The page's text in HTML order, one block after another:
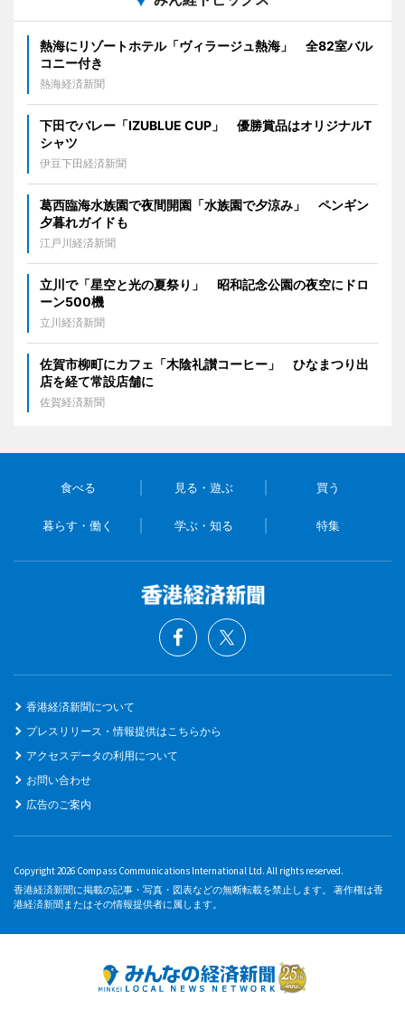
熱海にリゾートホテル「ヴィラージュ熱海」 全82室バル
コニー付き
熱海経済新聞
下田でバレー「IZUBLUE CUP」 優勝賞品はオリジナルT
シャツ
伊豆下田経済新聞
葛西臨海水族園で夜間開園「水族園で夕涼み」 ペンギン
夕暮れガイドも
江戸川経済新聞
立川で「星空と光の夏祭り」 昭和記念公園の夜空にドロ
ーン500機
立川経済新聞
佐賀市柳町にカフェ「木陰礼讃コーヒー」 ひなまつり出
店を経て常設店舗に
佐賀経済新聞
食べる 見る・遊ぶ 買う
暮らす・働く 学ぶ・知る 特集
香港経済新聞について
プレスリリース・情報提供はこちらから
アクセスデータの利用について
お問い合わせ
広告のご案内
Copyright 2026 Compass Communications International Ltd. All rights reserved.
香港経済新聞に掲載の記事・写真・図表などの無断転載を禁止します。 著作権は香
港経済新聞またはその情報提供者に属します。